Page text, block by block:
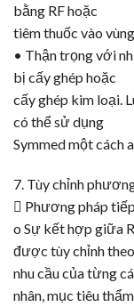
bằng RF hoặc
tiêm thuốc vào
• Thận trọng với
bị cấy ghép hoặc
cấy ghép kim loại.
có thể sử dụng
Symmed một cách
7. Tùy chỉnh
 Phương pháp
o Sự kết hợp giữa
được tùy chỉnh theo
nhu cầu của từng
nhân, mục tiêu thẩm